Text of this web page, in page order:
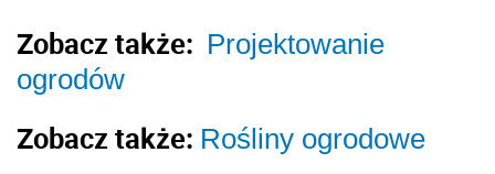
Zobacz także: Projektowanie
ogrodów
Zobacz także: Rośliny ogrodowe